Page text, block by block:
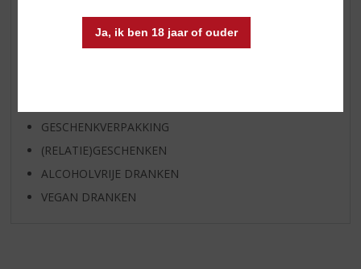
Ja, ik ben 18 jaar of ouder
GESCHENKVERPAKKING
(RELATIE)GESCHENKEN
ALCOHOLVRIJE DRANKEN
VEGAN DRANKEN